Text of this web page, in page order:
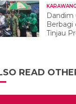
KARAWANG
Dandim
Berbagi
Tinjau
READ